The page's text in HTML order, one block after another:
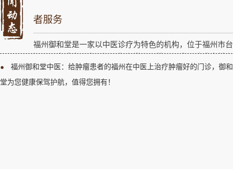
者服务
福州御和堂是一家以中医诊疗为特色的机构，位于福州市台
江区。自成立以来，福州御和堂以医德、医术、追求卓越和
关爱生命为核心价值观，以治疗肿瘤疾病、常见病和疑难杂
病为特色。该机构采用中医特色诊疗形式，发扬了名老中医
福州御和堂中医：给肿瘤患者的福州在中医上治疗肿瘤好的门诊，御和
堂为您健康保驾护航，值得您拥有！